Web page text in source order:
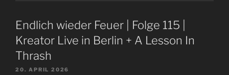
Endlich wieder Feuer | Folge 115 |
Kreator Live in Berlin + A Lesson In
Thrash
20. APRIL 2026